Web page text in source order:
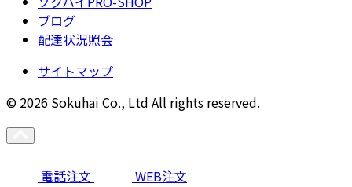
ブログ
配達状況照会
サイトマップ
© 2026 Sokuhai Co., Ltd All rights reserved.
電話注文 WEB注文